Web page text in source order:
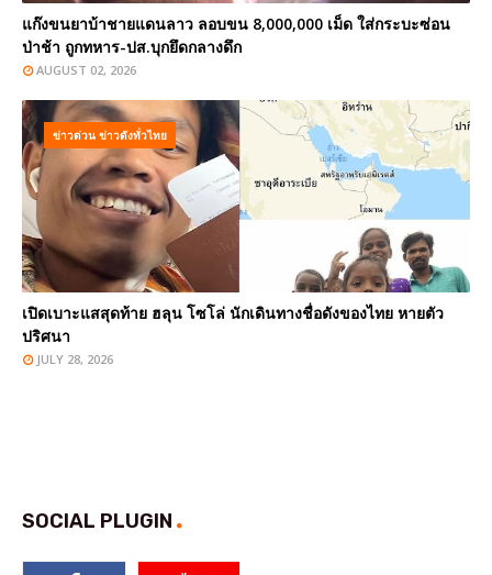
แก๊งขนยาบ้าชายแดนลาว ลอบขน 8,000,000 เม็ด ใส่กระบะซ่อน
ป่าช้า ถูกทหาร-ปส.บุกยึดกลางดึก
AUGUST 02, 2026
ข่าวด่วน ข่าวดังทั่วไทย
เปิดเบาะแสสุดท้าย ฮลุน โซโล่ นักเดินทางชื่อดังของไทย หายตัว
ปริศนา
JULY 28, 2026
SOCIAL PLUGIN